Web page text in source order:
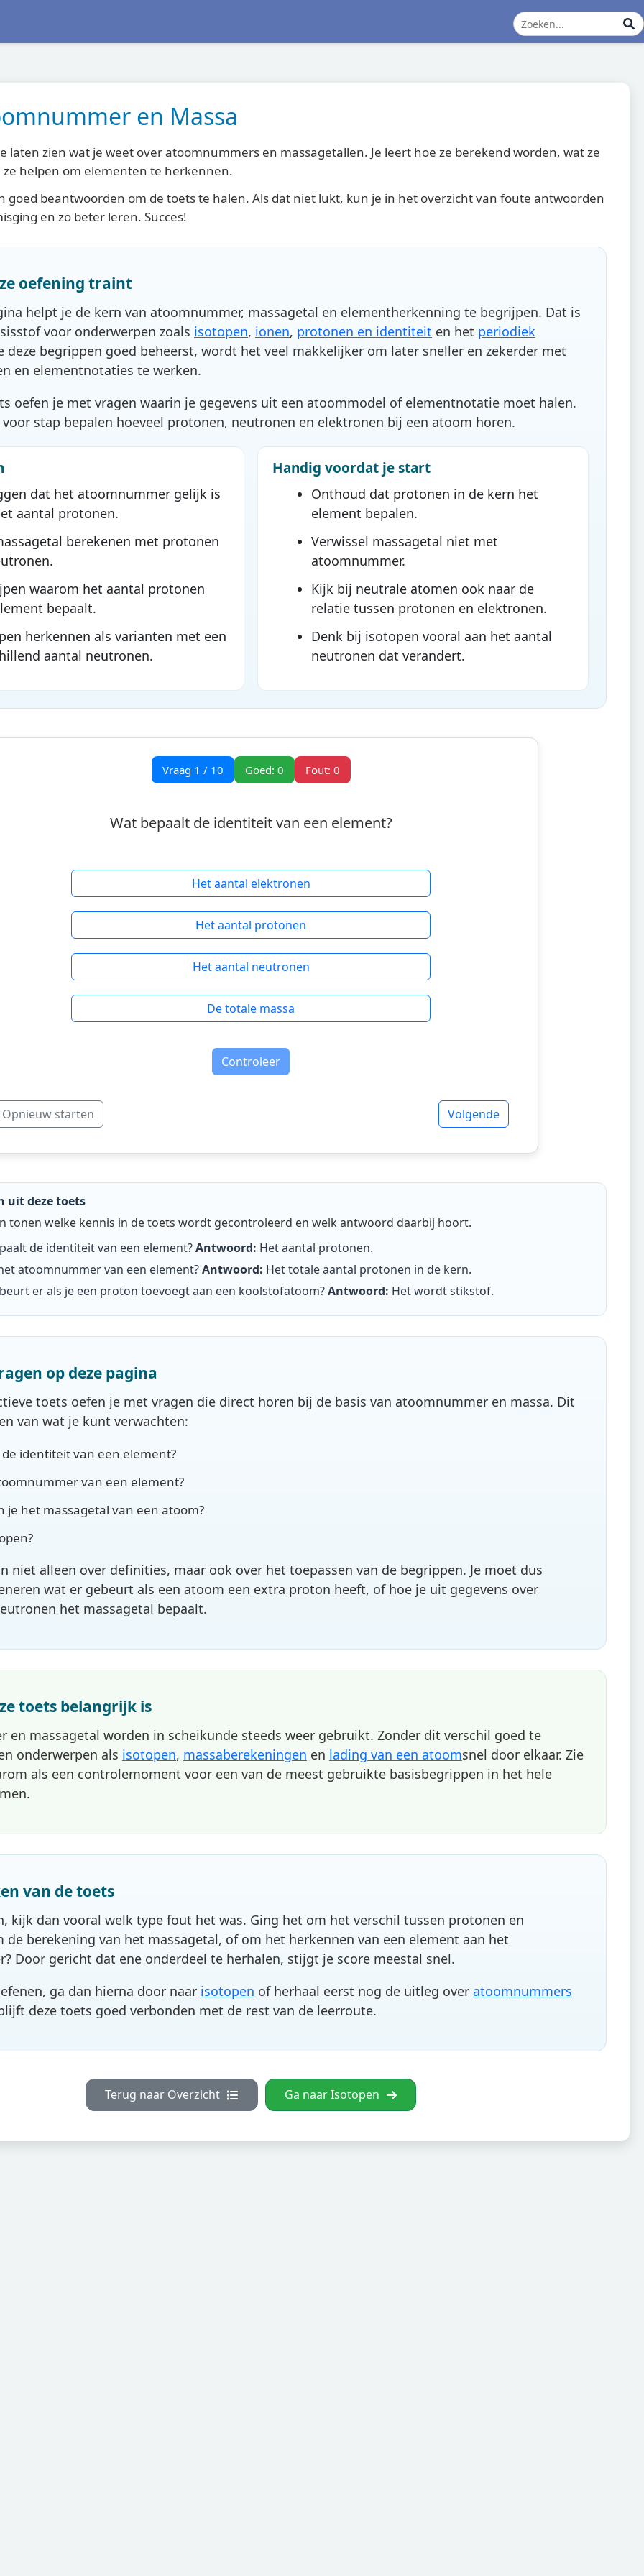
en Massa
laten zien wat je weet over atoomnummers en massagetallen. Je leert hoe ze berekend worden, wat ze
helpen om elementen te herkennen.
goed beantwoorden om de toets te halen. Als dat niet lukt, kun je in het overzicht van foute antwoorden
en zo beter leren. Succes!
oefening traint
helpt je de kern van atoomnummer, massagetal en elementherkenning te begrijpen. Dat is
voor onderwerpen zoals isotopen, ionen, protonen en identiteit en het periodiek
deze begrippen goed beheerst, wordt het veel makkelijker om later sneller en zekerder met
en elementnotaties te werken.
oefen je met vragen waarin je gegevens uit een atoommodel of elementnotatie moet halen.
stap bepalen hoeveel protonen, neutronen en elektronen bij een atoom horen.
dat het atoomnummer gelijk is
aantal protonen.
berekenen met protonen
waarom het aantal protonen
bepaalt.
herkennen als varianten met een
aantal neutronen.
Handig voordat je start
Onthoud dat protonen in de kern het
element bepalen.
Verwissel massagetal niet met
atoomnummer.
Kijk bij neutrale atomen ook naar de
relatie tussen protonen en elektronen.
Denk bij isotopen vooral aan het aantal
neutronen dat verandert.
Vraag 1 / 10 Goed: 0 Fout: 0
Wat bepaalt de identiteit van een element?
Het aantal elektronen
Het aantal protonen
Het aantal neutronen
De totale massa
Controleer
Opnieuw starten Volgende
uit deze toets
tonen welke kennis in de toets wordt gecontroleerd en welk antwoord daarbij hoort.
de identiteit van een element?Antwoord: Het aantal protonen.
atoomnummer van een element?Antwoord: Het totale aantal protonen in de kern.
er als je een proton toevoegt aan een koolstofatoom?Antwoord: Het wordt stikstof.
op deze pagina
toets oefen je met vragen die direct horen bij de basis van atoomnummer en massa. Dit
van wat je kunt verwachten:
identiteit van een element?
van een element?
je het massagetal van een atoom?
niet alleen over definities, maar ook over het toepassen van de begrippen. Je moet dus
wat er gebeurt als een atoom een extra proton heeft, of hoe je uit gegevens over
het massagetal bepaalt.
toets belangrijk is
en massagetal worden in scheikunde steeds weer gebruikt. Zonder dit verschil goed te
onderwerpen als isotopen, massaberekeningen en lading van een atoomsnel door elkaar. Zie
als een controlemoment voor een van de meest gebruikte basisbegrippen in het hele
van de toets
kijk dan vooral welk type fout het was. Ging het om het verschil tussen protonen en
de berekening van het massagetal, of om het herkennen van een element aan het
Door gericht dat ene onderdeel te herhalen, stijgt je score meestal snel.
ga dan hierna door naar isotopen of herhaal eerst nog de uitleg over atoomnummers
deze toets goed verbonden met de rest van de leerroute.
Terug naar Overzicht Ga naar Isotopen